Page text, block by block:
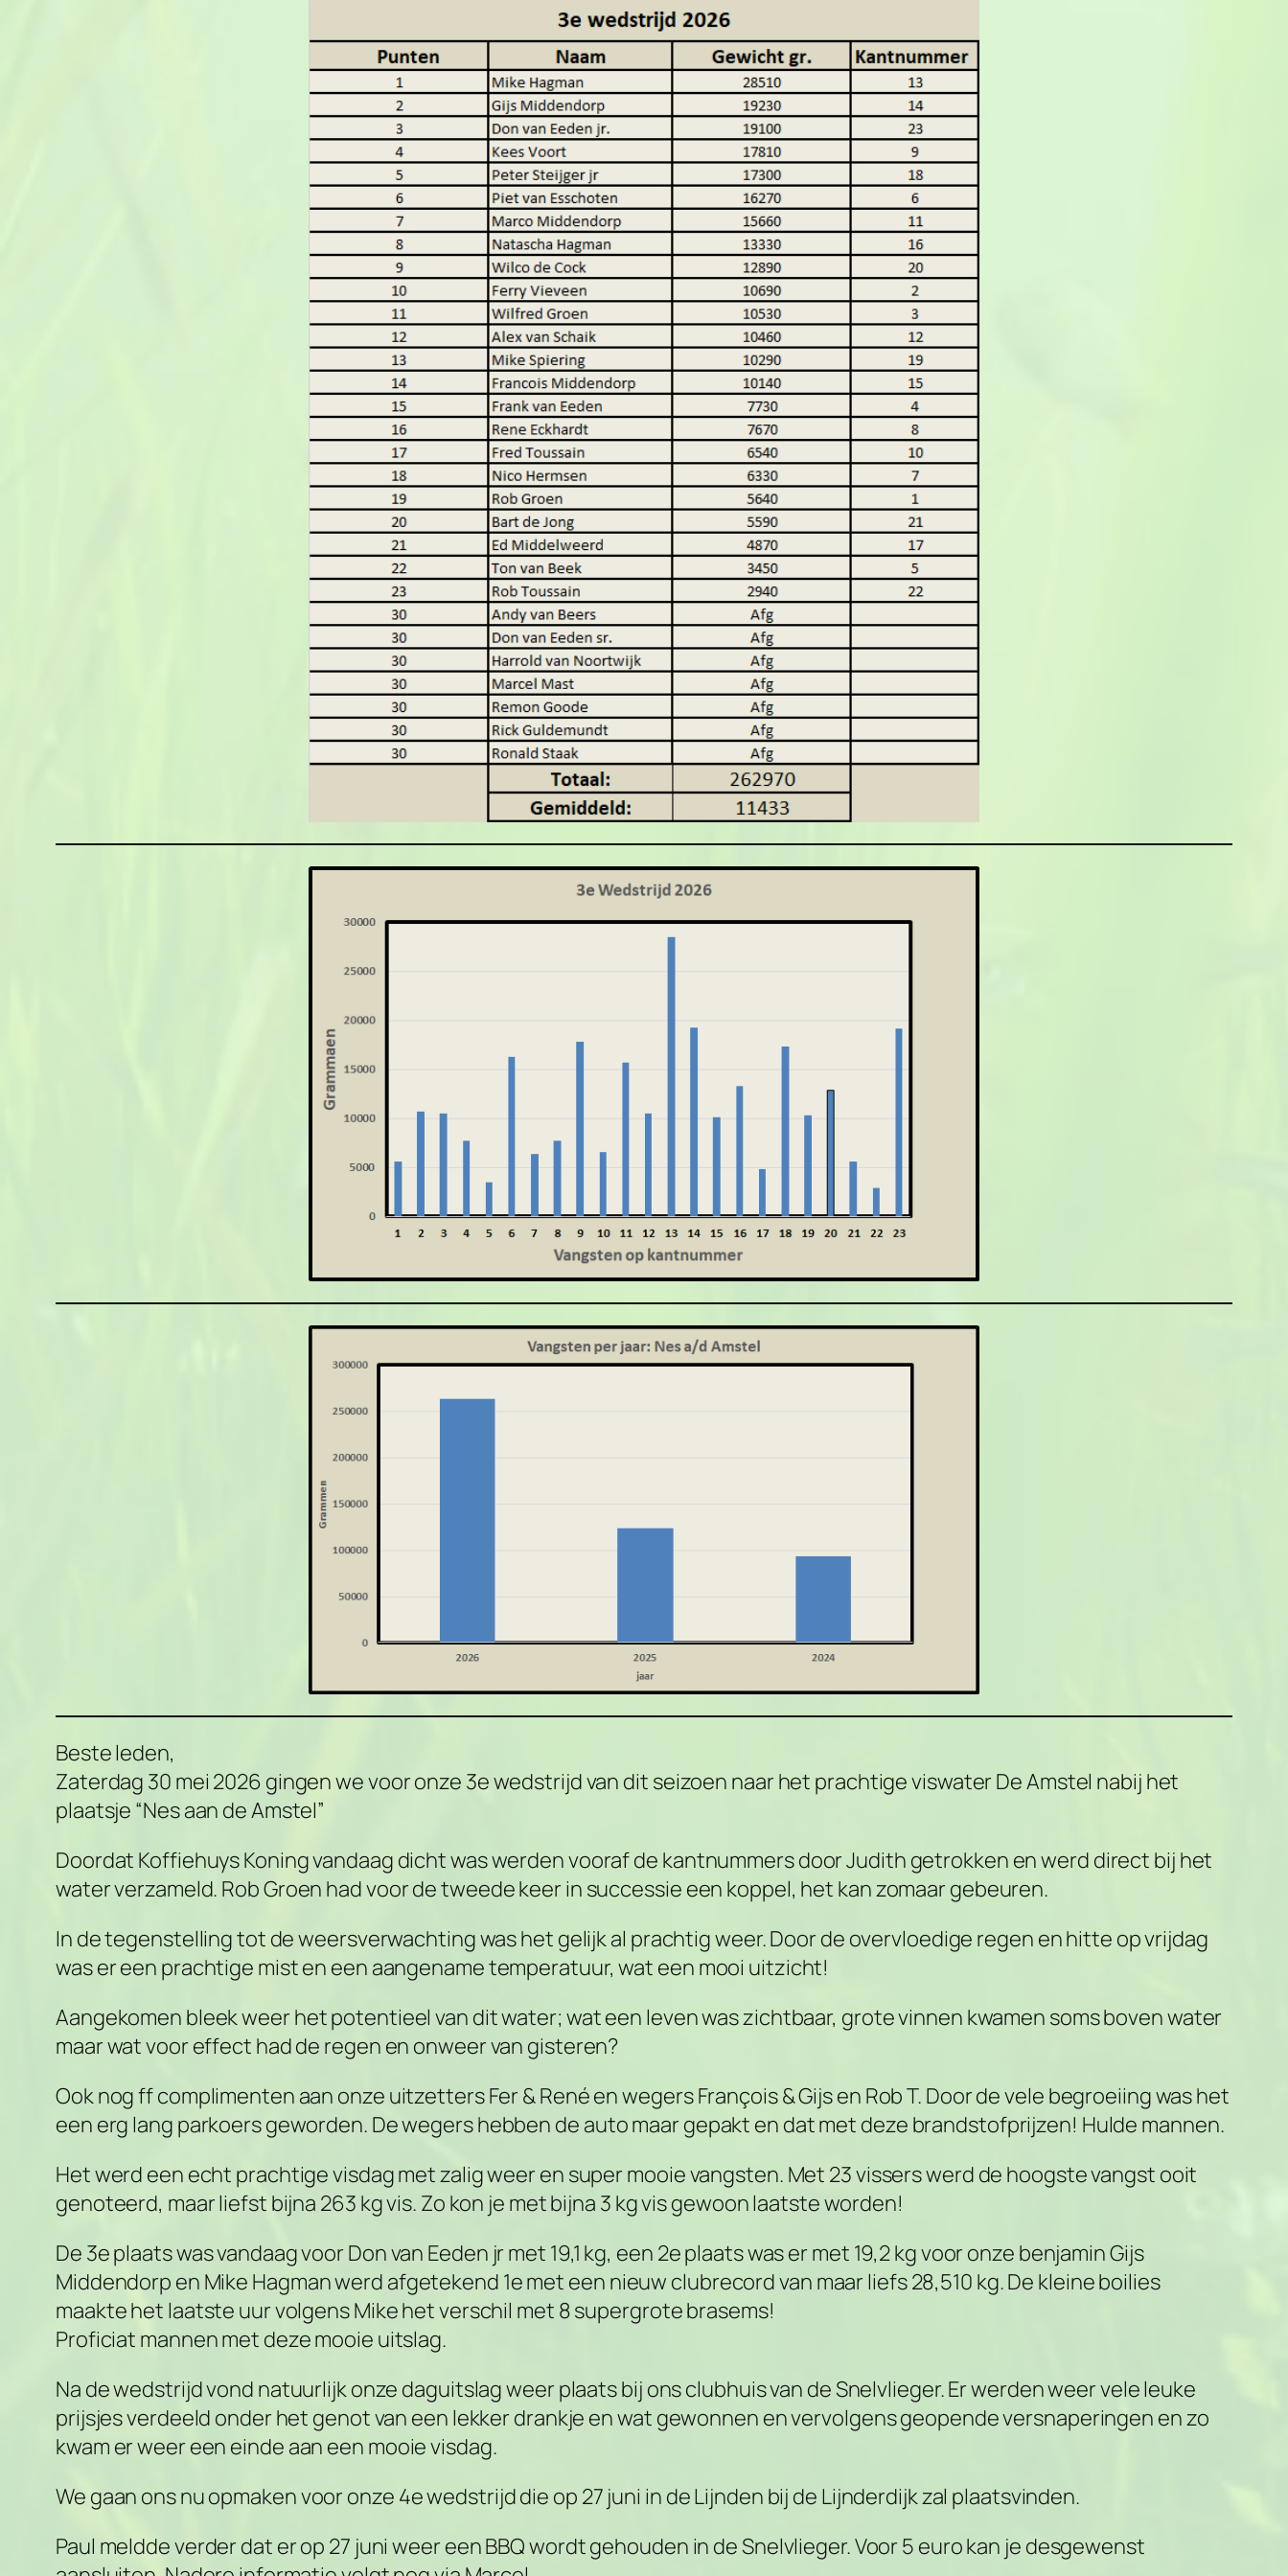
Beste leden,
Zaterdag 30 mei 2026 gingen we voor onze 3e wedstrijd van dit seizoen naar het prachtige viswater De Amstel nabij het
plaatsje “Nes aan de Amstel”
Doordat Koffiehuys Koning vandaag dicht was werden vooraf de kantnummers door Judith getrokken en werd direct bij het
water verzameld. Rob Groen had voor de tweede keer in successie een koppel, het kan zomaar gebeuren.
In de tegenstelling tot de weersverwachting was het gelijk al prachtig weer. Door de overvloedige regen en hitte op vrijdag
was er een prachtige mist en een aangename temperatuur, wat een mooi uitzicht!
Aangekomen bleek weer het potentieel van dit water; wat een leven was zichtbaar, grote vinnen kwamen soms boven water
maar wat voor effect had de regen en onweer van gisteren?
Ook nog ff complimenten aan onze uitzetters Fer & René en wegers François & Gijs en Rob T. Door de vele begroeiing was het
een erg lang parkoers geworden. De wegers hebben de auto maar gepakt en dat met deze brandstofprijzen! Hulde mannen.
Het werd een echt prachtige visdag met zalig weer en super mooie vangsten. Met 23 vissers werd de hoogste vangst ooit
genoteerd, maar liefst bijna 263 kg vis. Zo kon je met bijna 3 kg vis gewoon laatste worden!
De 3e plaats was vandaag voor Don van Eeden jr met 19,1 kg, een 2e plaats was er met 19,2 kg voor onze benjamin Gijs
Middendorp en Mike Hagman werd afgetekend 1e met een nieuw clubrecord van maar liefs 28,510 kg. De kleine boilies
maakte het laatste uur volgens Mike het verschil met 8 supergrote brasems!
Proficiat mannen met deze mooie uitslag.
Na de wedstrijd vond natuurlijk onze daguitslag weer plaats bij ons clubhuis van de Snelvlieger. Er werden weer vele leuke
prijsjes verdeeld onder het genot van een lekker drankje en wat gewonnen en vervolgens geopende versnaperingen en zo
kwam er weer een einde aan een mooie visdag.
We gaan ons nu opmaken voor onze 4e wedstrijd die op 27 juni in de Lijnden bij de Lijnderdijk zal plaatsvinden.
Paul meldde verder dat er op 27 juni weer een BBQ wordt gehouden in de Snelvlieger. Voor 5 euro kan je desgewenst